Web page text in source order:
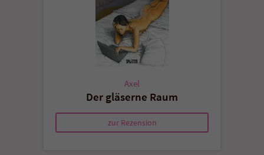
Axel
Der gläserne Raum
zur Rezension